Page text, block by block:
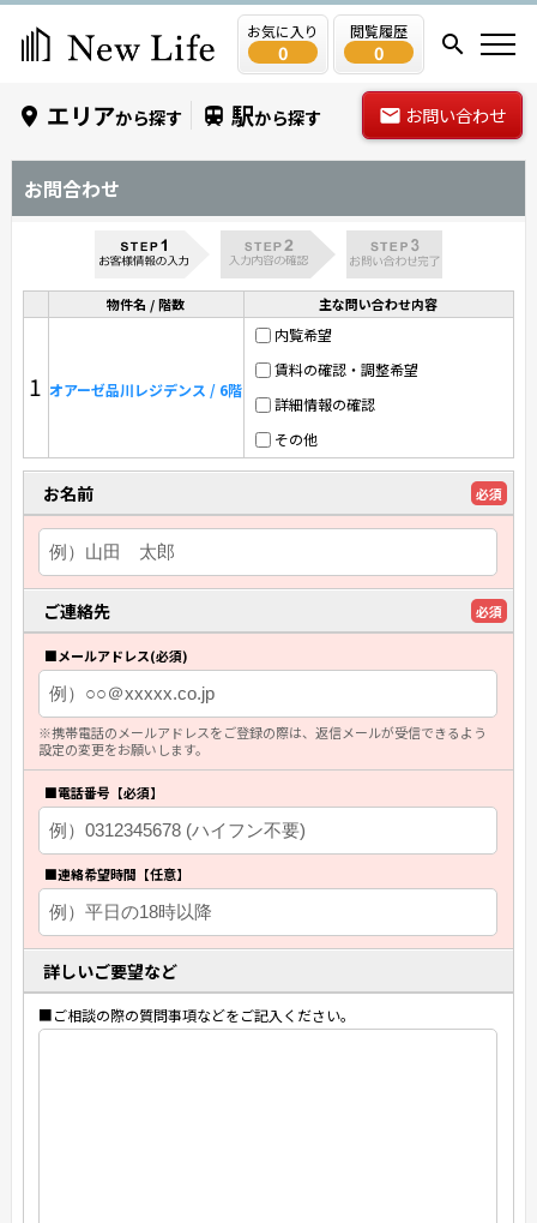
お気に入り
0
閲覧履歴
0
エリアから探す 駅から探す お問い合わせ
お問合わせ
物件名 / 階数 主な問い合わせ内容
1 オアーゼ品川レジデンス / 6階
内覧希望
賃料の確認・調整希望
詳細情報の確認
その他
お名前 必須
ご連絡先 必須
■メールアドレス(必須)
※携帯電話のメールアドレスをご登録の際は、返信メールが受信できるよう
設定の変更をお願いします。
■電話番号【必須】
■連絡希望時間【任意】
詳しいご要望など
■ご相談の際の質問事項などをご記入ください。